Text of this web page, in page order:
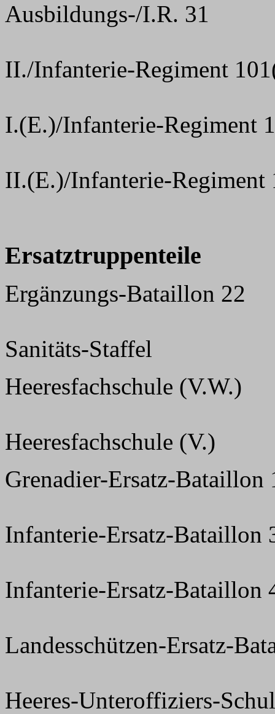
Ausbildungs-/I.R. 31
II./Infanterie-Regiment
I.(E.)/Infanterie-Regiment
II.(E.)/Infanterie-Regiment
Ersatztruppenteile
Ergänzungs-Bataillon 22
Sanitäts-Staffel
Heeresfachschule (V.W.)
Heeresfachschule (V.)
Grenadier-Ersatz-Bataillon
Infanterie-Ersatz-Bataillon
Infanterie-Ersatz-Bataillon
Landesschützen-Ersatz-
Heeres-Unteroffiziers-